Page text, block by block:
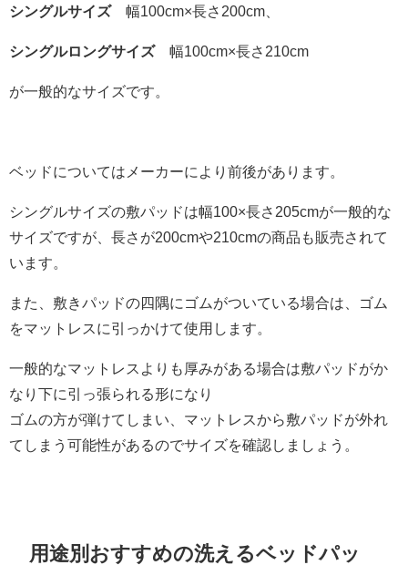
シングルサイズ幅100cm×長さ200cm、
シングルロングサイズ幅100cm×長さ210cm
が一般的なサイズです。
ベッドについてはメーカーにより前後があります。
シングルサイズの敷パッドは幅100×長さ205cmが一般的な
サイズですが、長さが200cmや210cmの商品も販売されて
います。
また、敷きパッドの四隅にゴムがついている場合は、ゴム
をマットレスに引っかけて使用します。
一般的なマットレスよりも厚みがある場合は敷パッドがか
なり下に引っ張られる形になり
ゴムの方が弾けてしまい、マットレスから敷パッドが外れ
てしまう可能性があるのでサイズを確認しましょう。
用途別おすすめの洗えるベッドパッ